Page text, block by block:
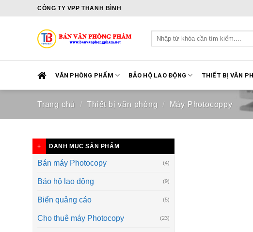
CÔNG TY VPP THANH BÌNH
Tìm
kiếm:
VĂN PHÒNG PHẨM BẢO HỘ LAO ĐỘNG THIẾT BỊ VĂN
Trang chủ / Thiết bị văn phòng / Máy Photocoppy
DANH MỤC SẢN PHẨM
Bán máy Photocopy (4)
Bảo hộ lao động (9)
Biển quảng cáo (5)
Cho thuê máy Photocopy (23)